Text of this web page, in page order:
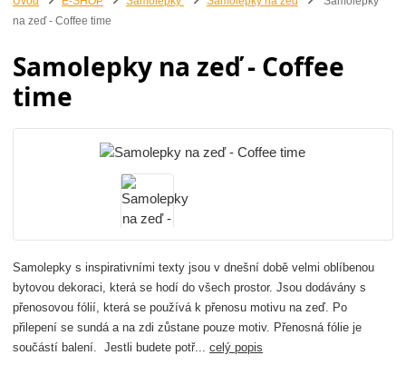
na zeď - Coffee time
Samolepky na zeď - Coffee
time
Samolepky s inspirativními texty jsou v dnešní době velmi oblíbenou
bytovou dekoraci, která se hodí do všech prostor. Jsou dodávány s
přenosovou fólií, která se používá k přenosu motivu na zeď. Po
přilepení se sundá a na zdi zůstane pouze motiv. Přenosná fólie je
součástí balení. Jestli budete potř...celý popis